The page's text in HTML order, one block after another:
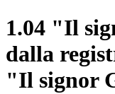
1.04 "Il
dalla
"Il signor